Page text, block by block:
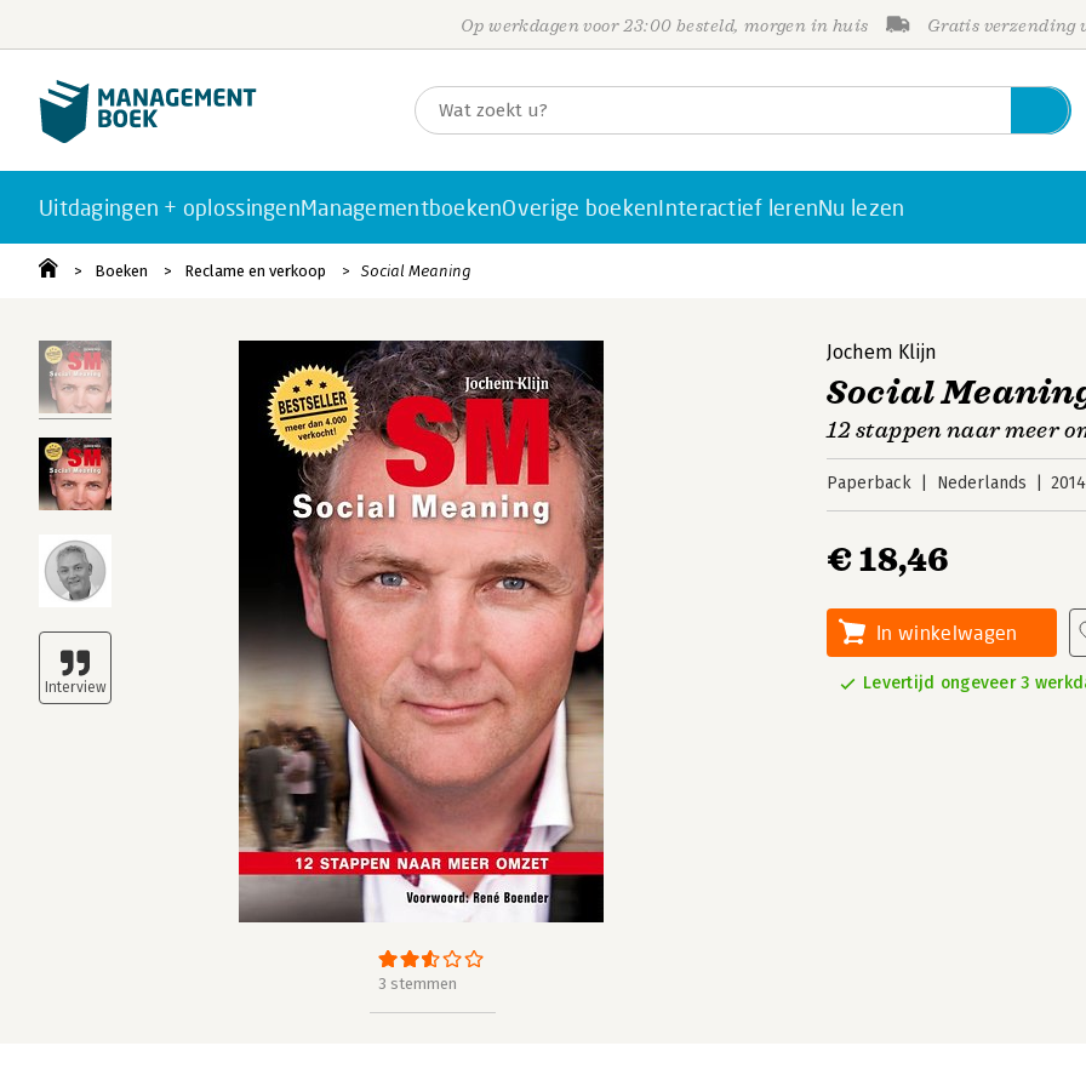
Op werkdagen voor 23:00 besteld, morgen in huis Gratis verzending
Uitdagingen + oplossingenManagementboekenOverige boekenInteractief lerenNu lezen
Boeken Reclame en verkoop Social Meaning
3 stemmen
Jochem Klijn
Social
12 stappen naar meer
Paperback Nederlands 2014
€ 18,46
In winkelwagen
Levertijd ongeveer 3